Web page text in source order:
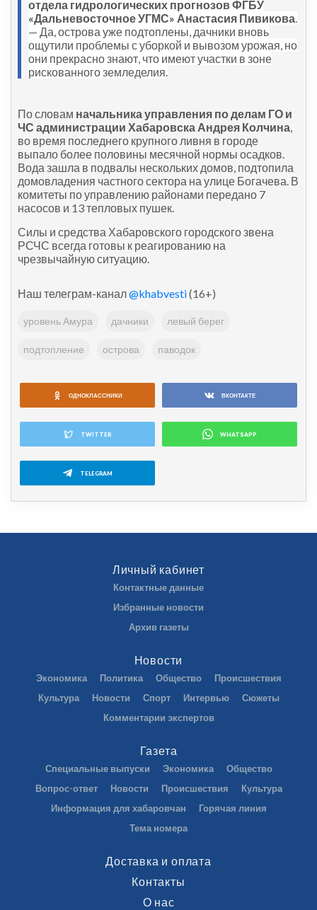
отдела гидрологических прогнозов ФГБУ
«Дальневосточное УГМС» Анастасия Пивикова.
— Да, острова уже подтоплены, дачники вновь
ощутили проблемы с уборкой и вывозом урожая, но
они прекрасно знают, что имеют участки в зоне
рискованного земледелия.
По словам начальника управления по делам ГО и
ЧС администрации Хабаровска Андрея Колчина,
во время последнего крупного ливня в городе
выпало более половины месячной нормы осадков.
Вода зашла в подвалы нескольких домов, подтопила
домовладения частного сектора на улице Богачева. В
комитеты по управлению районами передано 7
насосов и 13 тепловых пушек.
Силы и средства Хабаровского городского звена
РСЧС всегда готовы к реагированию на
чрезвычайную ситуацию.
Наш телеграм-канал@khabvesti(16+)
уровень Амура дачники левый берег
подтопление острова паводок
ОДНОКЛАССНИКИ ВКОНТАКТЕ
TWITTER WHATSAPP
TELEGRAM
Личный кабинет
Контактные данные
Избранные новости
Архив газеты
Новости
Экономика Политика Общество
Происшествия
Культура
Новости Спорт Интервью
Сюжеты
Комментарии экспертов
Газета
Специальные выпуски Экономика
Общество
Вопрос-ответ
Новости Происшествия
Культура
Информация для хабаровчан
Горячая линия
Тема номера
Доставка и оплата
Контакты
О нас